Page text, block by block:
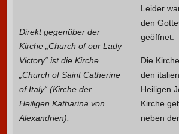
Direkt gegenüber der
Kirche „Church of our Lady
Victory“ ist die Kirche
„Church of Saint Catherine
of Italy“ (Kirche der
Heiligen Katharina von
Alexandrien).
Leider
den
geöffnet.
Die
den
Heiligen
Kirche
neben